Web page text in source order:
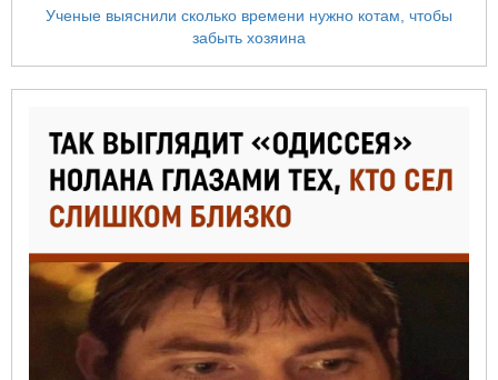
Ученые выяснили сколько времени нужно котам, чтобы
забыть хозяина